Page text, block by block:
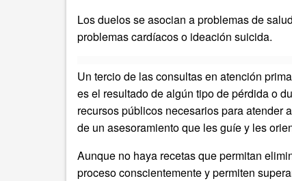
Los duelos se asocian a problemas de
problemas cardíacos o ideación suicida.
Un tercio de las consultas en atención
es el resultado de algún tipo de pérdida o
recursos públicos necesarios para atender
de un asesoramiento que les guíe y les
Aunque no haya recetas que permitan
proceso conscientemente y permiten